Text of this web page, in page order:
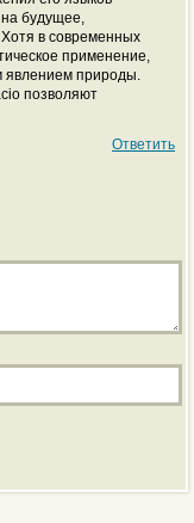
будущее,
в современных
применение,
явлением природы.
позволяют
Ответить